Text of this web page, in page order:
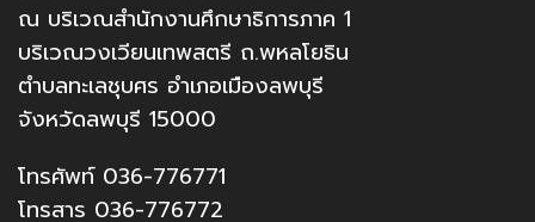
ณ บริเวณสำนักงานศึกษาธิการภาค 1
บริเวณวงเวียนเทพสตรี ถ.พหลโยธิน
ตำบลทะเลชุบศร อำเภอเมืองลพบุรี
จังหวัดลพบุรี 15000
โทรศัพท์ 036-776771
โทรสาร 036-776772